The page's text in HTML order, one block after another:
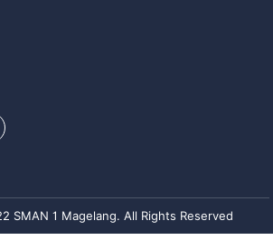
SMAN 1 Magelang. All Rights Reserved